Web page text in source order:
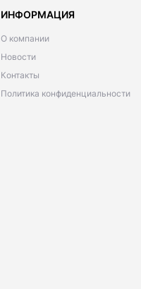
ИНФОРМАЦИЯ
О компании
Новости
Контакты
Политика конфиденциальности